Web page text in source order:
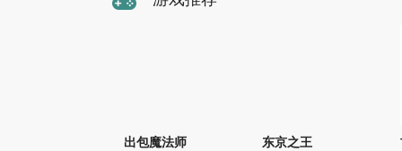
出包魔法师 东京之王